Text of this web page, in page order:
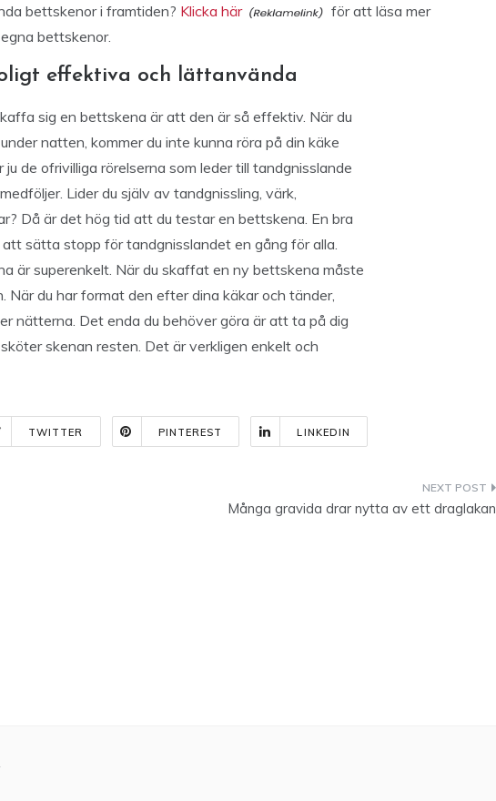
bettskenor i framtiden? Klicka här
för att läsa mer
bettskenor.
effektiva och lättanvända
sig en bettskena är att den är så effektiv. När du
natten, kommer du inte kunna röra på din käke
de ofrivilliga rörelserna som leder till tandgnisslande
Lider du själv av tandgnissling, värk,
Då är det hög tid att du testar en bettskena. En bra
sätta stopp för tandgnisslandet en gång för alla.
är superenkelt. När du skaffat en ny bettskena måste
När du har format den efter dina käkar och tänder,
nätterna. Det enda du behöver göra är att ta på dig
skenan resten. Det är verkligen enkelt och
TWITTER PINTEREST LINKEDIN
Många gravida drar nytta av ett draglakan